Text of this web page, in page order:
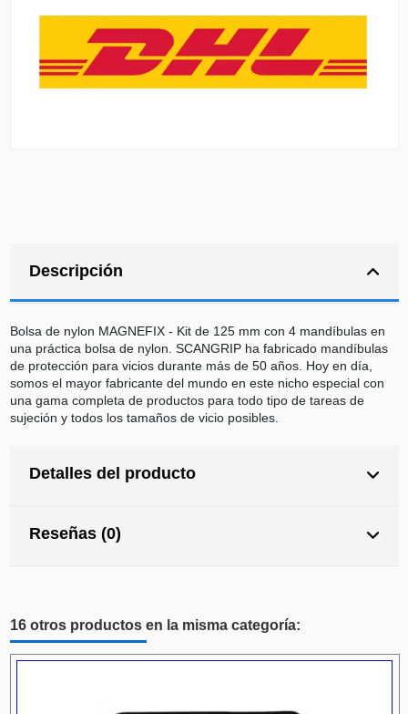
Descripción
Bolsa de nylon MAGNEFIX - Kit de 125 mm con 4 mandíbulas en
una práctica bolsa de nylon. SCANGRIP ha fabricado mandíbulas
de protección para vicios durante más de 50 años. Hoy en día,
somos el mayor fabricante del mundo en este nicho especial con
una gama completa de productos para todo tipo de tareas de
sujeción y todos los tamaños de vicio posibles.
Detalles del producto
Reseñas (0)
16 otros productos en la misma categoría: